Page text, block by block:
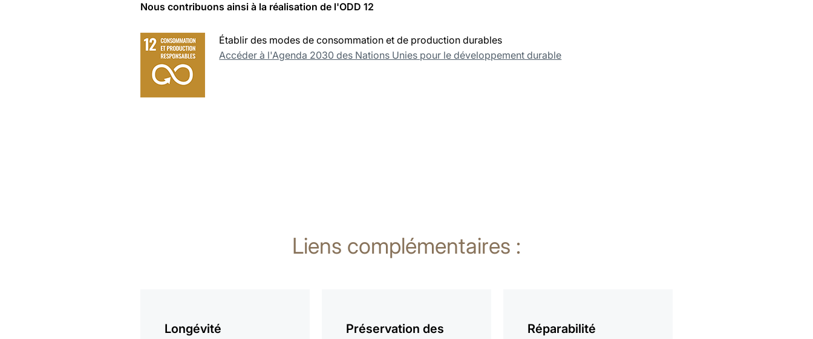
Nous contribuons ainsi à la réalisation de l'ODD 12
Établir des modes de consommation et de production durables
Accéder à l'Agenda 2030 des Nations Unies pour le développement durable
Liens complémentaires :
Longévité
Préservation des
Réparabilité